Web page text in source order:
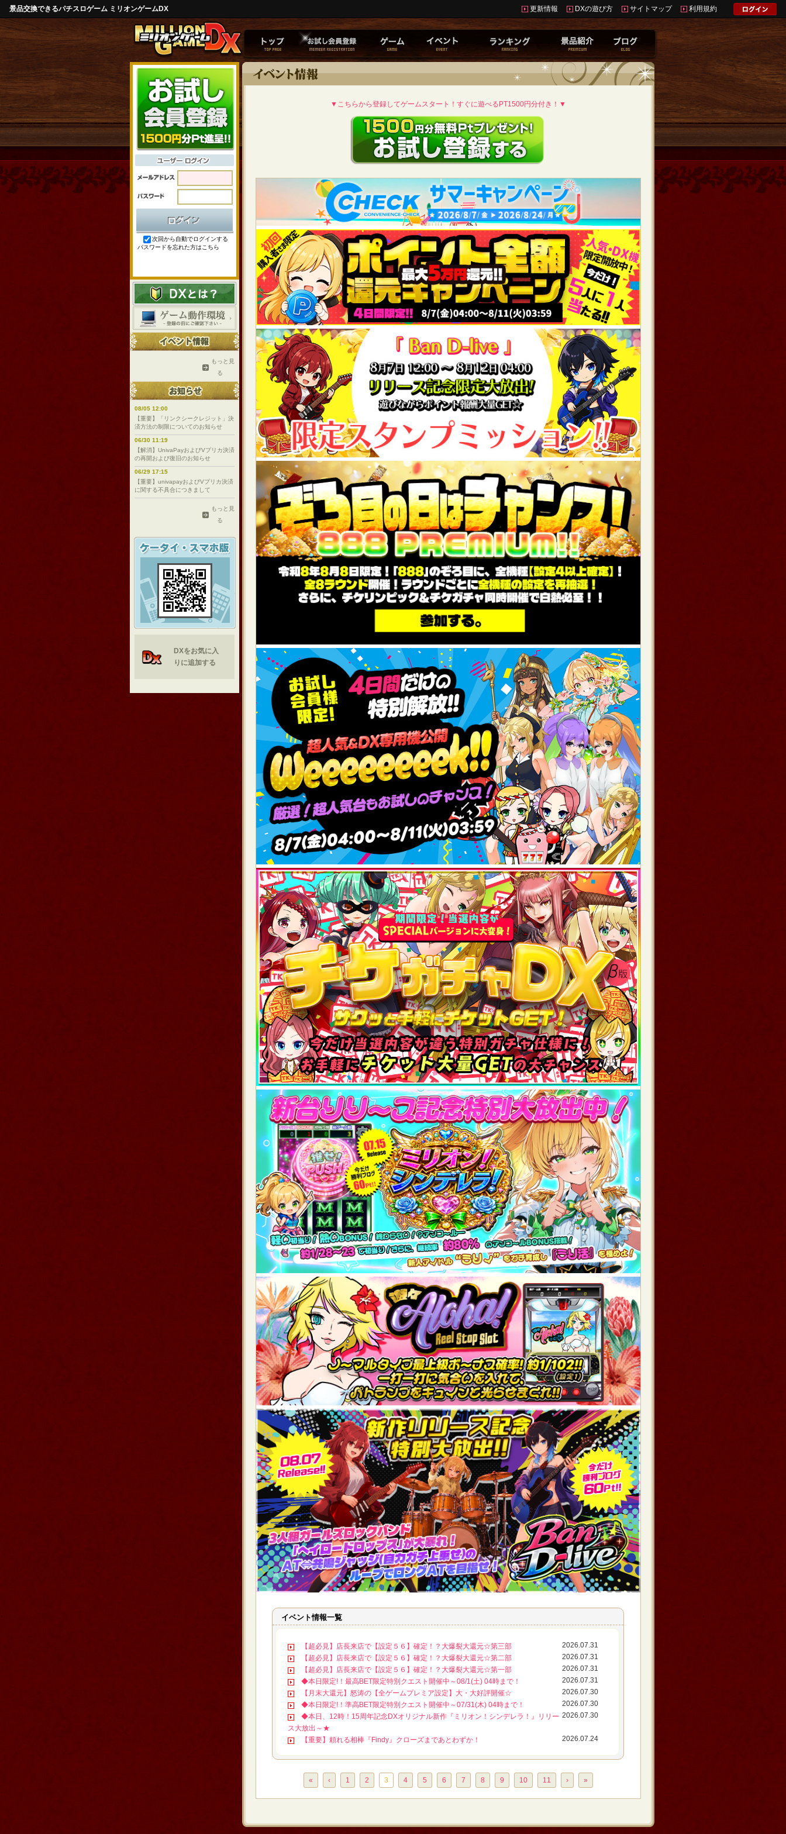
景品交換できるパチスロゲーム ミリオンゲームDX 更新情報 DXの遊び方 サイトマップ 利用規約
次回から自動でログインする
パスワードを忘れた方はこちら
もっと見
る
08/05 12:00
【重要】「リンクシークレジット」決
済方法の制限についてのお知らせ
06/30 11:19
【解消】UnivaPayおよびVプリカ決済
の再開および復旧のお知らせ
06/29 17:15
【重要】univapayおよびVプリカ決済
に関する不具合につきまして
もっと見
る
DXをお気に入
りに追加する
▼こちらから登録してゲームスタート！すぐに遊べるPT1500円分付き！▼
イベント情報一覧
【超必見】店長来店で【設定５６】確定！？大爆裂大還元☆第三部
2026.07.31
【超必見】店長来店で【設定５６】確定！？大爆裂大還元☆第二部
2026.07.31
【超必見】店長来店で【設定５６】確定！？大爆裂大還元☆第一部
2026.07.31
◆本日限定!！最高BET限定特別クエスト開催中～08/1(土) 04時まで！
2026.07.31
【月末大還元】怒涛の【全ゲームプレミア設定】大・大好評開催☆
2026.07.30
◆本日限定!！準高BET限定特別クエスト開催中～07/31(木) 04時まで！
2026.07.30
◆本日、12時！15周年記念DXオリジナル新作『ミリオン！シンデレラ！』リリー
ス大放出～★
2026.07.30
【重要】頼れる相棒『Findy』クローズまであとわずか！ 2026.07.24
« ‹ 1 2 3 4 5 6 7 8 9 10 11 › »